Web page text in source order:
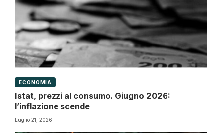
ECONOMIA
Istat, prezzi al consumo. Giugno 2026:
l’inflazione scende
Luglio 21, 2026